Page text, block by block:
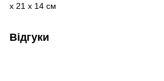
x 21 x 14 см
Відгуки